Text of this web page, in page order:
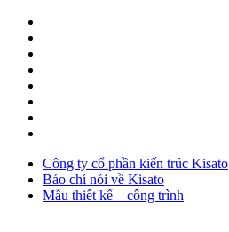
Công ty cổ phần kiến trúc Kisato
Báo chí nói về Kisato
Mẫu thiết kế – công trình